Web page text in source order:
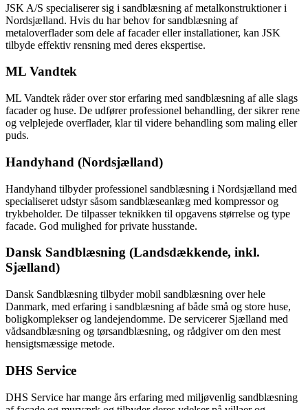
JSK A/S specialiserer sig i sandblæsning af metalkonstruktioner i
Nordsjælland. Hvis du har behov for sandblæsning af
metaloverflader som dele af facader eller installationer, kan JSK
tilbyde effektiv rensning med deres ekspertise.
ML Vandtek
ML Vandtek råder over stor erfaring med sandblæsning af alle slags
facader og huse. De udfører professionel behandling, der sikrer rene
og velplejede overflader, klar til videre behandling som maling eller
puds.
Handyhand (Nordsjælland)
Handyhand tilbyder professionel sandblæsning i Nordsjælland med
specialiseret udstyr såsom sandblæseanlæg med kompressor og
trykbeholder. De tilpasser teknikken til opgavens størrelse og type
facade. God mulighed for private husstande.
Dansk Sandblæsning (Landsdækkende, inkl.
Sjælland)
Dansk Sandblæsning tilbyder mobil sandblæsning over hele
Danmark, med erfaring i sandblæsning af både små og store huse,
boligkomplekser og landejendomme. De servicerer Sjælland med
vådsandblæsning og tørsandblæsning, og rådgiver om den mest
hensigtsmæssige metode.
DHS Service
DHS Service har mange års erfaring med miljøvenlig sandblæsning